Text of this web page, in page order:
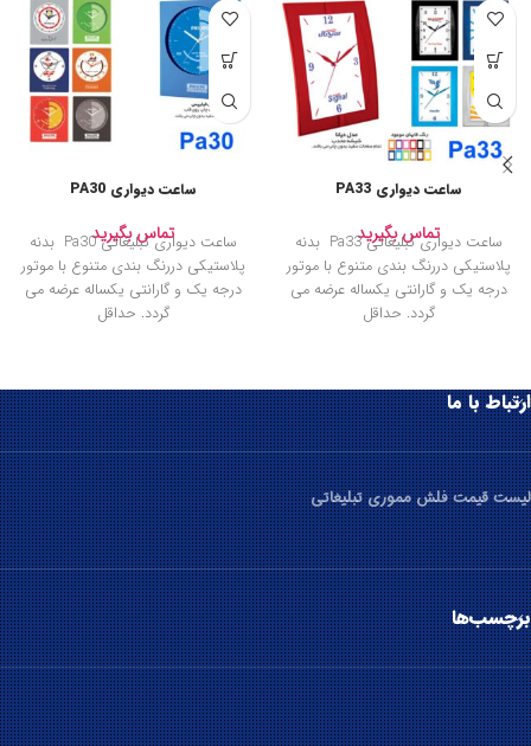
ساعت دیواری PA33
تماس بگیرید
ساعت دیواری تبلیغاتی Pa33 بدنه
پلاستیکی دررنگ بندی متنوع با موتور
درجه یک و گارانتی یکساله عرضه می
گردد. حداقل
ساعت دیواری PA30
تماس بگیرید
ساعت دیواری تبلیغاتی Pa30 بدنه
پلاستیکی دررنگ بندی متنوع با موتور
درجه یک و گارانتی یکساله عرضه می
گردد. حداقل
ارتباط با ما
لیست قیمت فلش مموری تبلیغاتی
برچسب‌ها